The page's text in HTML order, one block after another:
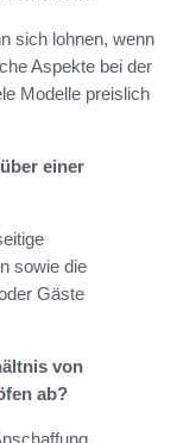
sich lohnen, wenn
Aspekte bei der
Modelle preislich
einer
sowie die
Gäste
von
ab?